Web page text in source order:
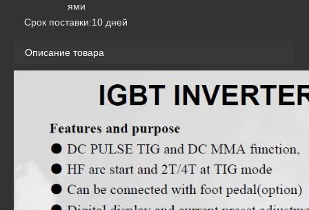
ями
Срок поставки:10 дней
Описание товара